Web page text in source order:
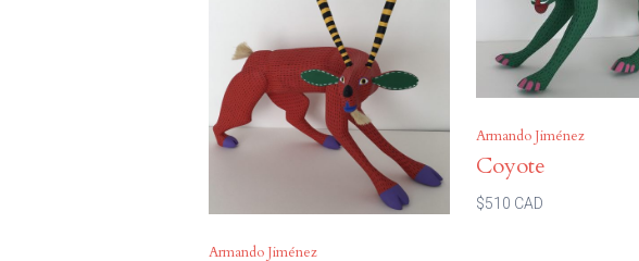
Armando Jiménez
Armando Jiménez
Coyote
$510 CAD